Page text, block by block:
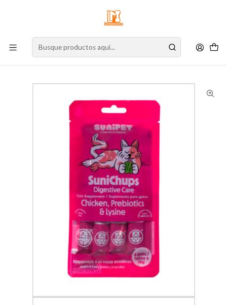
Nuestro stock online es independiente de la tienda física.
Compre por la web para garantizar sus productos y espere nuestra
Inicio Gato Alimento para Gatos
Cremosos
SuniChups Digestive Care 56 gr